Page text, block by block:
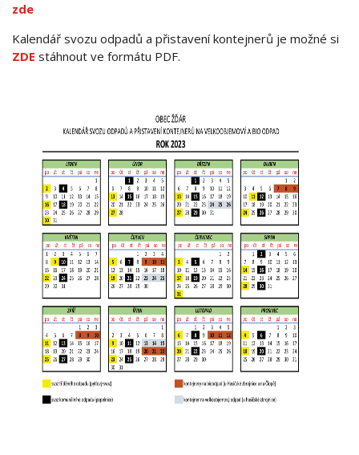
zde
Kalendář svozu odpadů a přistavení kontejnerů je možné si
ZDE stáhnout ve formátu PDF.